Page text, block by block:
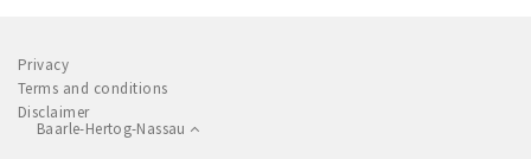
Privacy
Terms and conditions
Disclaimer
Baarle-Hertog-Nassau